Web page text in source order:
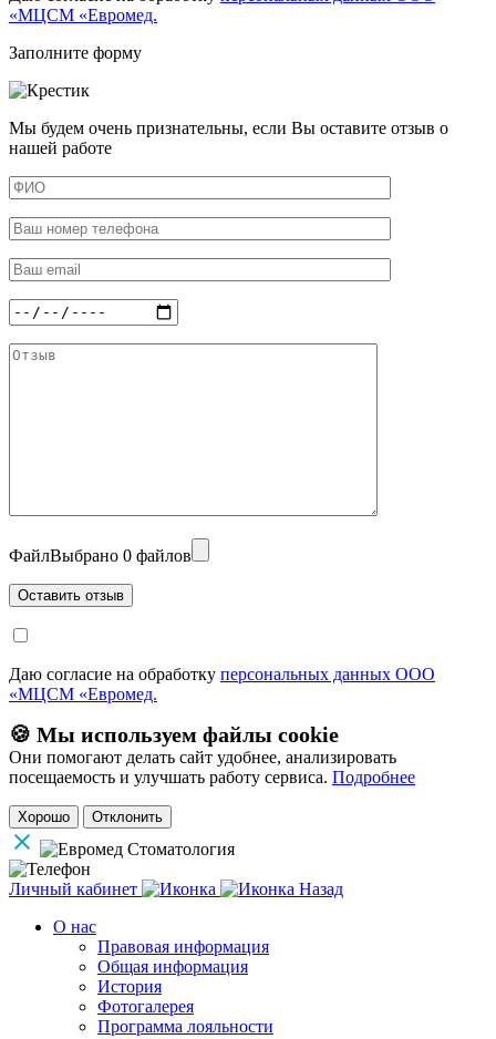
«МЦСМ «Евромед.
Заполните форму
Мы будем очень признательны, если Вы оставите отзыв о
нашей работе
ФайлВыбрано 0 файлов
Даю согласие на обработку персональных данных ООО
«МЦСМ «Евромед.
🍪 Мы используем файлы cookie
Они помогают делать сайт удобнее, анализировать
посещаемость и улучшать работу сервиса. Подробнее
Хорошо Отклонить
Личный кабинет
Назад
О нас
Правовая информация
Общая информация
История
Фотогалерея
Программа лояльности